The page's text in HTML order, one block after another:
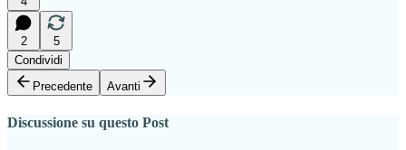
2
5
Condividi
Precedente
Avanti
Discussione su questo Post